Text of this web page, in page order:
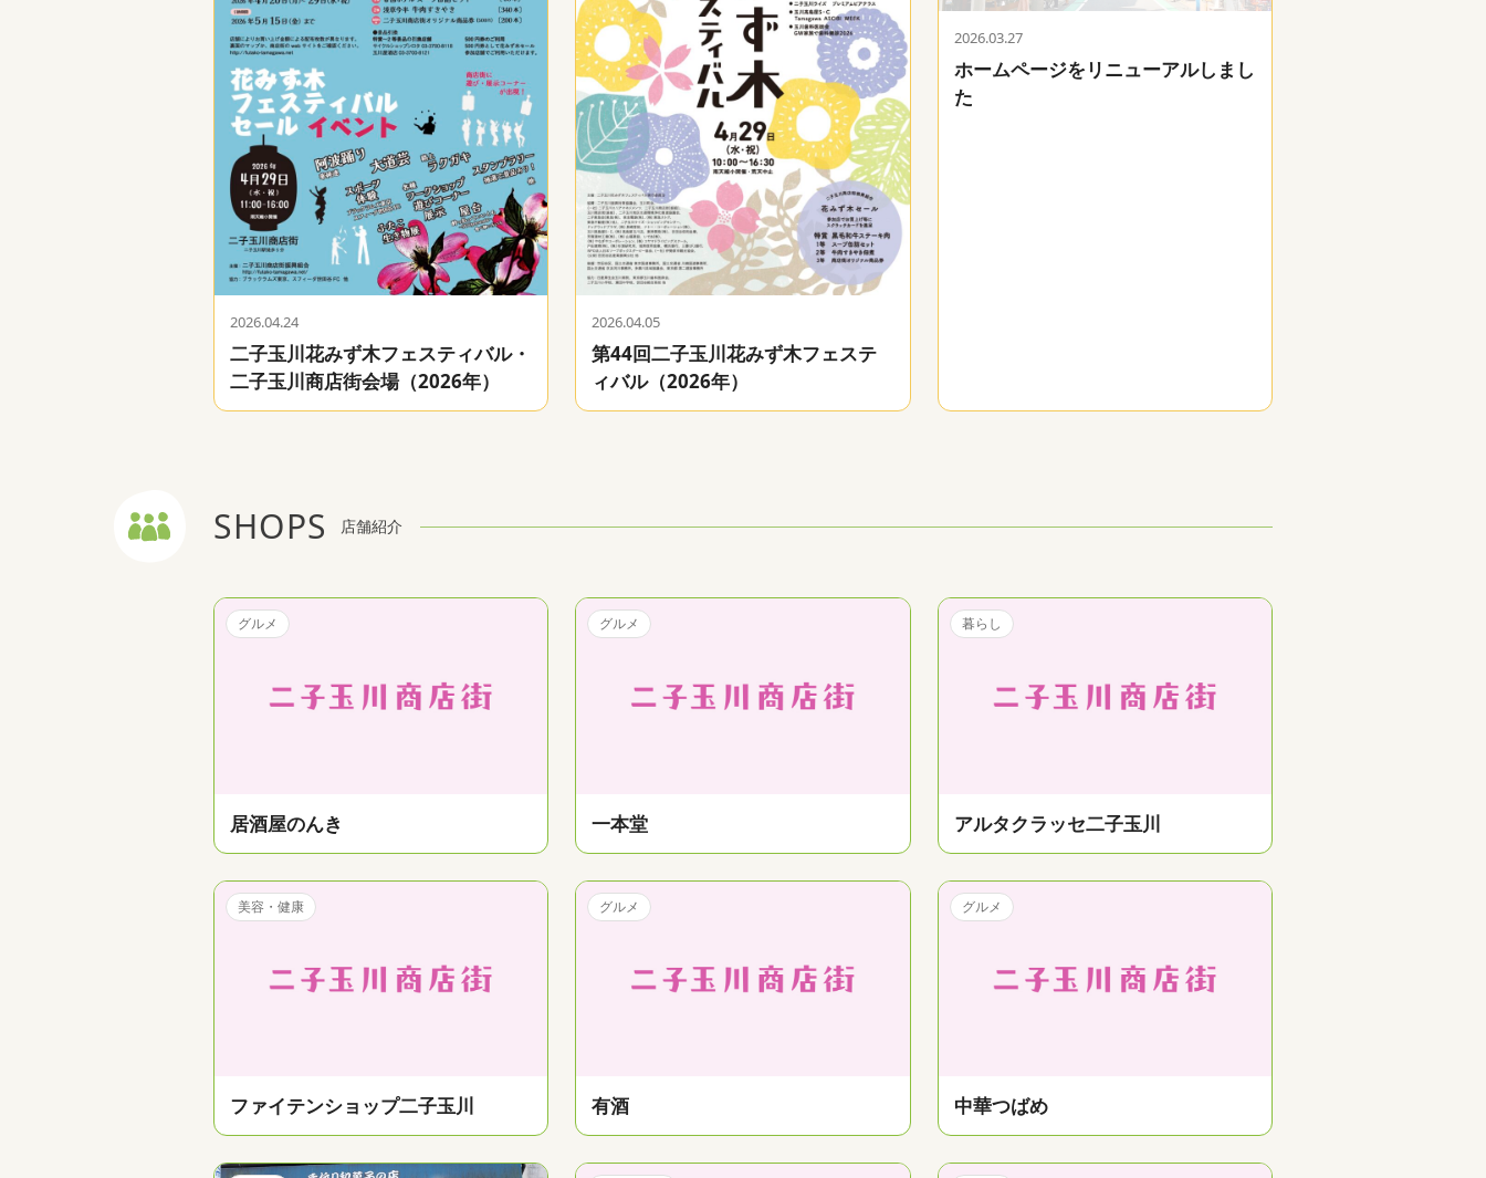
2026.04.24
二子玉川花みず木フェスティバル・
二子玉川商店街会場（2026年）
2026.04.05
第44回二子玉川花みず木フェステ
ィバル（2026年）
2026.03.27
ホームページをリニューアルしまし
た
SHOPS 店舗紹介
グルメ
居酒屋のんき
グルメ
一本堂
暮らし
アルタクラッセ二子玉川
美容・健康
ファイテンショップ二子玉川
グルメ
有酒
グルメ
中華つばめ